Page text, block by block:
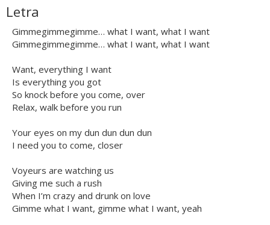
Letra
Gimmegimmegimme… what I want, what I want
Gimmegimmegimme… what I want, what I want
Want, everything I want
Is everything you got
So knock before you come, over
Relax, walk before you run
Your eyes on my dun dun dun dun
I need you to come, closer
Voyeurs are watching us
Giving me such a rush
When I’m crazy and drunk on love
Gimme what I want, gimme what I want, yeah